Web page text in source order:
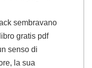
sembravano
gratis pdf
senso di
la sua